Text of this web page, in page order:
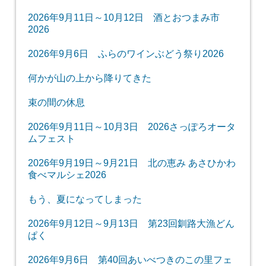
2026年9月11日～10月12日 酒とおつまみ市
2026
2026年9月6日 ふらのワインぶどう祭り2026
何かが山の上から降りてきた
束の間の休息
2026年9月11日～10月3日 2026さっぽろオータ
ムフェスト
2026年9月19日～9月21日 北の恵み あさひかわ
食べマルシェ2026
もう、夏になってしまった
2026年9月12日～9月13日 第23回釧路大漁どん
ぱく
2026年9月6日 第40回あいべつきのこの里フェ